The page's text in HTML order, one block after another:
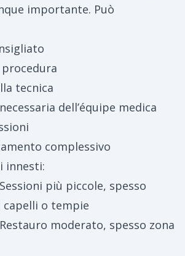
importante. Può
tecnica
dell’équipe medica
complessivo
innesti:
più piccole, spesso
o tempie
moderato, spesso zona